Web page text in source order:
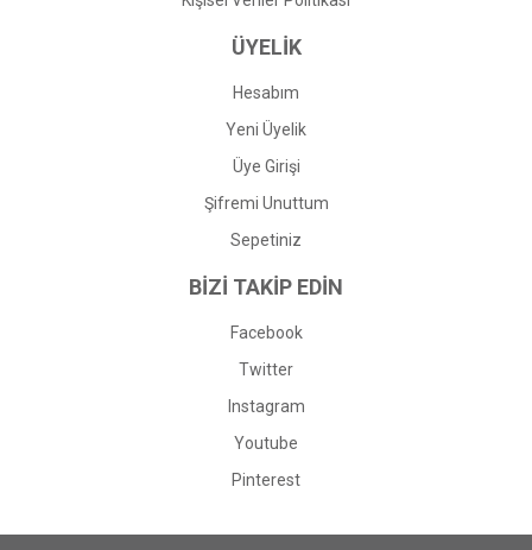
ÜYELİK
Hesabım
Yeni Üyelik
Üye Girişi
Şifremi Unuttum
Sepetiniz
BİZİ TAKİP EDİN
Facebook
Twitter
Instagram
Youtube
Pinterest